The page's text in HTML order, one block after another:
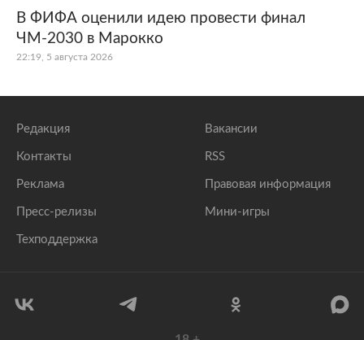
В ФИФА оценили идею провести финал
ЧМ-2030 в Марокко
22:19, 5 августа 2026
Редакция
Контакты
Реклама
Пресс-релизы
Техподдержка
Вакансии
RSS
Правовая информация
Мини-игры